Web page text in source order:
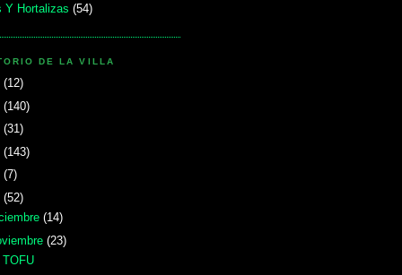
Y Hortalizas (54)
DE LA VILLA
(12)
(140)
(31)
(143)
(7)
(52)
(14)
(23)
TOFU